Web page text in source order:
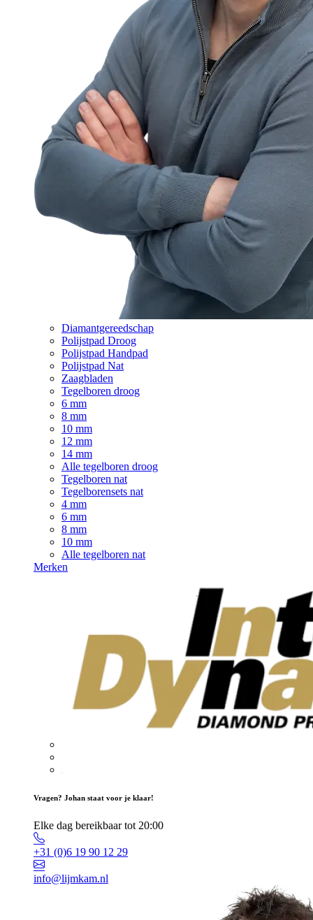
Diamantgereedschap
Polijstpad Droog
Polijstpad Handpad
Polijstpad Nat
Zaagbladen
Tegelboren droog
6 mm
8 mm
10 mm
12 mm
14 mm
Alle tegelboren droog
Tegelboren nat
Tegelborensets nat
4 mm
6 mm
8 mm
10 mm
Alle tegelboren nat
Merken
Vragen? Johan staat voor je klaar!
Elke dag bereikbaar tot 20:00
+31 (0)6 19 90 12 29
info@lijmkam.nl